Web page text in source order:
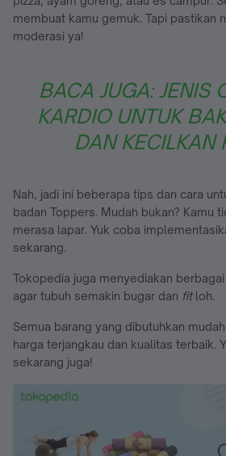
membuat kamu gemuk. Tapi pastikan
moderasi ya!
BACA JUGA: JENIS
KARDIO UNTUK
DAN KECILKAN
Nah, jadi ini beberapa tips dan cara
badan Toppers. Mudah bukan? Kamu
merasa lapar. Yuk coba
sekarang.
Tokopedia juga menyediakan
agar tubuh semakin bugar dan fitloh.
Semua barang yang dibutuhkan
harga terjangkau dan kualitas terbaik.
sekarang juga!